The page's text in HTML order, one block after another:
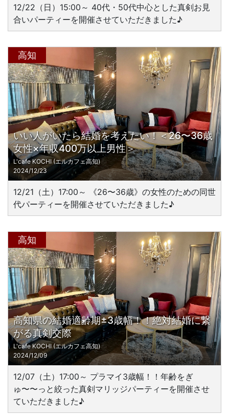
12/22（日）15:00～ 40代・50代中心とした真剣お見
合いパーティーを開催させていただきました♪
いい人がいたら結婚を考えたい！＜26〜36歳
女性×年収400万以上男性＞
高知
L'cafe KOCHI (エルカフェ高知)
2024/12/23
12/21（土）17:00～ 《26〜36歳》の女性のための同世
代パーティーを開催させていただきました♪
高知県の結婚適齢期±3歳幅！！絶対結婚に繋
がる真剣交際
高知
L'cafe KOCHI (エルカフェ高知)
2024/12/09
12/07（土）17:00～ プラマイ3歳幅！！年齢をぎ
ゅ〜〜っと絞った真剣マリッジパーティーを開催させ
ていただきました♪